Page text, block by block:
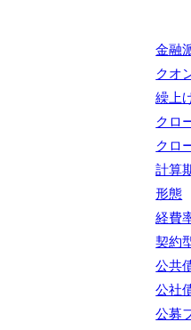
金融
クオ
繰上
クロ
クロ
計算
形態
経費
契約
公共
公社
公募